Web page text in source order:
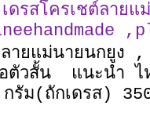
ดรสโครเชต์ลายแ
ลายแม่นายนกยูง
ตัวสั้น แนะนำ ไ
รัม(ถักเดรส)